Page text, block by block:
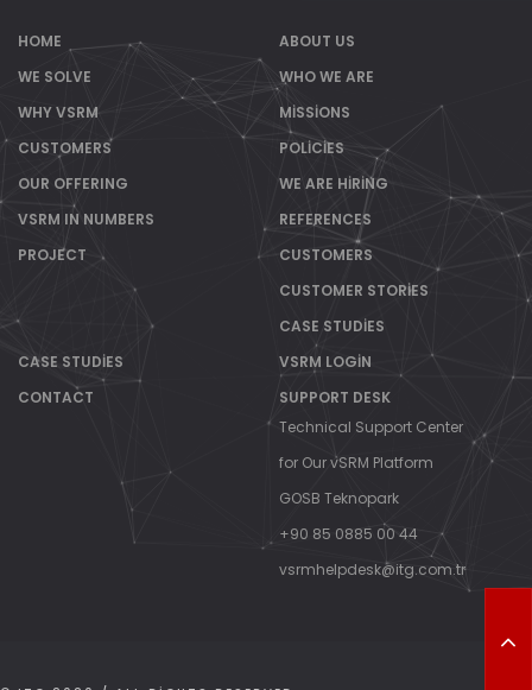
HOME
WE SOLVE
WHY VSRM
CUSTOMERS
OUR OFFERING
VSRM IN NUMBERS
PROJECT
ABOUT US
WHO WE ARE
MISSIONS
POLICIES
WE ARE HIRING
REFERENCES
CUSTOMERS
CUSTOMER STORIES
CASE STUDIES
CASE STUDIES
CONTACT
VSRM LOGIN
SUPPORT DESK
Technical Support Center
for Our vSRM Platform
GOSB Teknopark
+90 85 0885 00 44
vsrmhelpdesk@itg.com.tr